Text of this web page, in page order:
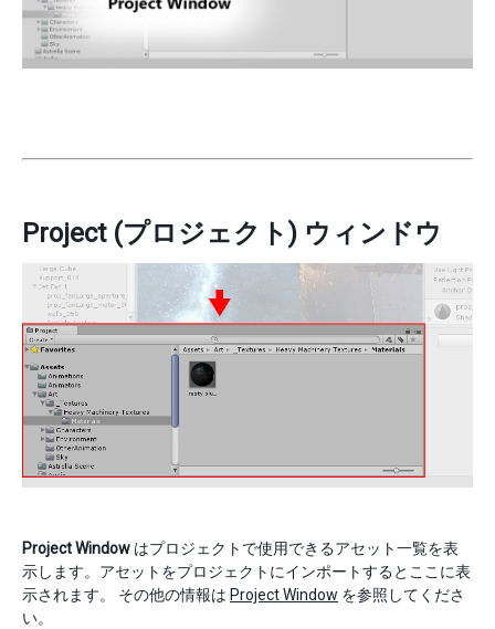
Project (プロジェクト) ウィンドウ
Project Window はプロジェクトで使用できるアセット一覧を表
示します。アセットをプロジェクトにインポートするとここに表
示されます。 その他の情報は Project Window を参照してくださ
い。